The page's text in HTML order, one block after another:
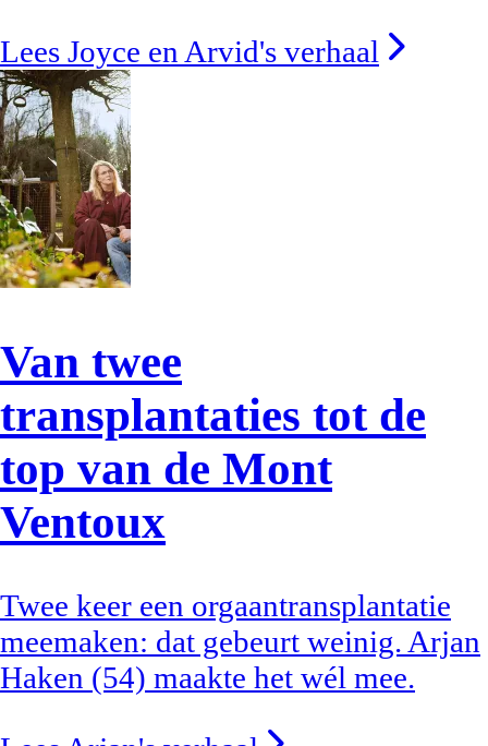
Lees Joyce en Arvid's verhaal
Van twee
transplantaties tot de
top van de Mont
Ventoux
Twee keer een orgaantransplantatie
meemaken: dat gebeurt weinig. Arjan
Haken (54) maakte het wél mee.